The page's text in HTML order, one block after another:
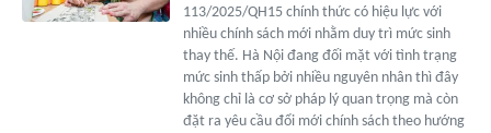
113/2025/QH15 chính thức có hiệu lực với
nhiều chính sách mới nhằm duy trì mức sinh
thay thế. Hà Nội đang đối mặt với tình trạng
mức sinh thấp bởi nhiều nguyên nhân thì đây
không chỉ là cơ sở pháp lý quan trọng mà còn
đặt ra yêu cầu đổi mới chính sách theo hướng